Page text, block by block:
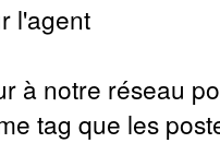
l'agent
à notre réseau
tag que les